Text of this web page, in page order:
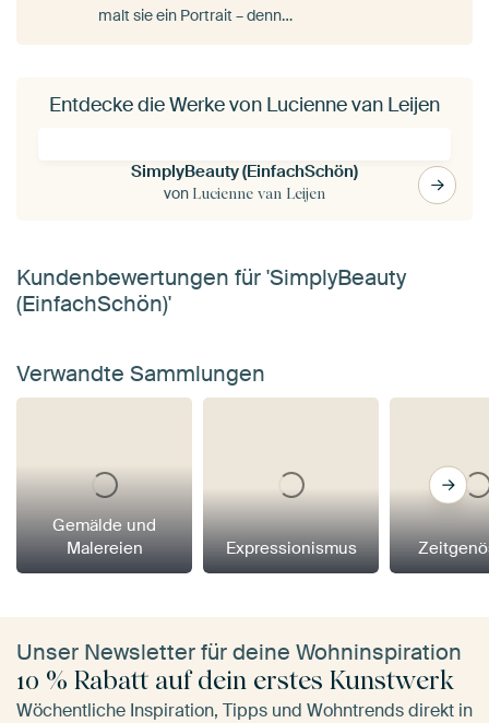
malt sie ein Portrait – denn…
Entdecke die Werke von Lucienne van Leijen
SimplyBeauty (EinfachSchön)
von Lucienne van Leijen
Kundenbewertungen für 'SimplyBeauty
(EinfachSchön)'
Verwandte Sammlungen
Gemälde und
Malereien
Expressionismus
Unser Newsletter für deine Wohninspiration
10 % Rabatt auf dein erstes Kunstwerk
Wöchentliche Inspiration, Tipps und Wohntrends direkt in